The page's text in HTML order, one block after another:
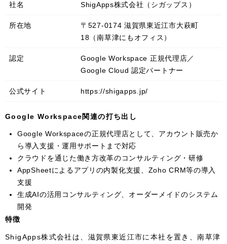
社名 ShigApps株式会社（シガップス）
所在地
〒527-0174 滋賀県東近江市大萩町
18（南草津にもオフィス）
認定
Google Workspace 正規代理店／
Google Cloud 認定パートナー
公式サイト https://shigapps.jp/
Google Workspace関連の打ち出し
Google Workspaceの正規代理店として、アカウント販売か
ら導入支援・運用サポートまで対応
クラウドを通じた働き方改革のコンサルティング・研修
AppSheetによるアプリの内製化支援、Zoho CRM等の導入
支援
生成AIの活用コンサルティング、オーダーメイドのシステム
開発
特徴
ShigApps株式会社は、滋賀県東近江市に本社を置き、南草津